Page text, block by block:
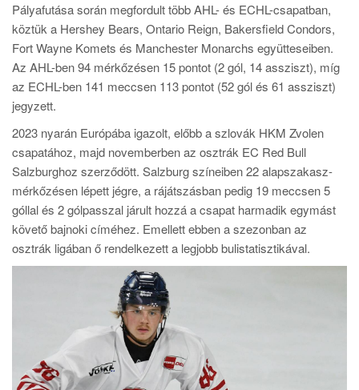
Pályafutása során megfordult több AHL- és ECHL-csapatban,
köztük a Hershey Bears, Ontario Reign, Bakersfield Condors,
Fort Wayne Komets és Manchester Monarchs együtteseiben.
Az AHL-ben 94 mérkőzésen 15 pontot (2 gól, 14 assziszt), míg
az ECHL-ben 141 meccsen 113 pontot (52 gól és 61 assziszt)
jegyzett.
2023 nyarán Európába igazolt, előbb a szlovák HKM Zvolen
csapatához, majd novemberben az osztrák EC Red Bull
Salzburghoz szerződött. Salzburg színeiben 22 alapszakasz-
mérkőzésen lépett jégre, a rájátszásban pedig 19 meccsen 5
góllal és 2 gólpasszal járult hozzá a csapat harmadik egymást
követő bajnoki címéhez. Emellett ebben a szezonban az
osztrák ligában ő rendelkezett a legjobb bulistatisztikával.